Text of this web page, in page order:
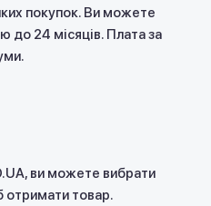
покупок. Ви можете
до 24 місяців. Плата за
ви можете вибрати
отримати товар.